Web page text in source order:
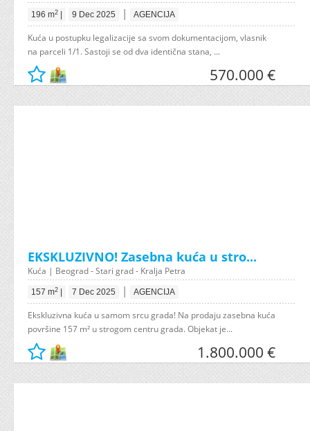
196 m2 9 Dec 2025 | AGENCIJA
Kuća u postupku legalizacije sa svom dokumentacijom, vlasnik
na parceli 1/1. Sastoji se od dva identična stana, ...
570.000 €
EKSKLUZIVNO! Zasebna kuća u stro...
Kuća | Beograd - Stari grad - Kralja Petra
157 m2 7 Dec 2025 | AGENCIJA
Ekskluzivna kuća u samom srcu grada! Na prodaju zasebna kuća
površine 157 m² u strogom centru grada. Objekat je...
1.800.000 €